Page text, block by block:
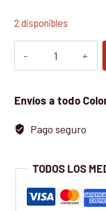
2 disponibles
BASES
CONCEPTUALES
OPERATIVAS
Envíos a todo
Pago seguro
TODOS LOS